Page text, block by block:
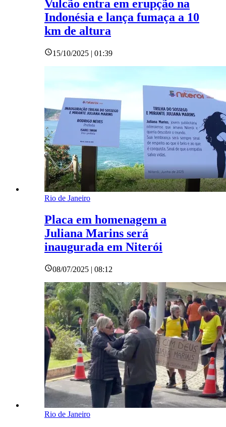
Vulcão entra em erupção na
Indonésia e lança fumaça a 10
km de altura
15/10/2025 | 01:39
Rio de Janeiro
Placa em homenagem a
Juliana Marins será
inaugurada em Niterói
08/07/2025 | 08:12
Rio de Janeiro